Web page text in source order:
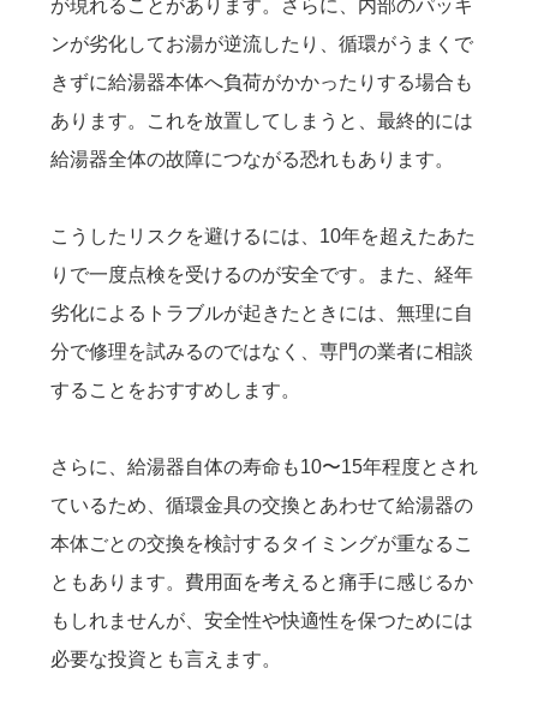
が現れることがあります。さらに、内部のパッキ
ンが劣化してお湯が逆流したり、循環がうまくで
きずに給湯器本体へ負荷がかかったりする場合も
あります。これを放置してしまうと、最終的には
給湯器全体の故障につながる恐れもあります。
こうしたリスクを避けるには、10年を超えたあた
りで一度点検を受けるのが安全です。また、経年
劣化によるトラブルが起きたときには、無理に自
分で修理を試みるのではなく、専門の業者に相談
することをおすすめします。
さらに、給湯器自体の寿命も10〜15年程度とされ
ているため、循環金具の交換とあわせて給湯器の
本体ごとの交換を検討するタイミングが重なるこ
ともあります。費用面を考えると痛手に感じるか
もしれませんが、安全性や快適性を保つためには
必要な投資とも言えます。